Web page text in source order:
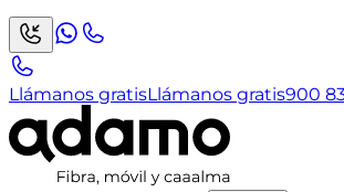
Llámanos gratisLlámanos gratis900